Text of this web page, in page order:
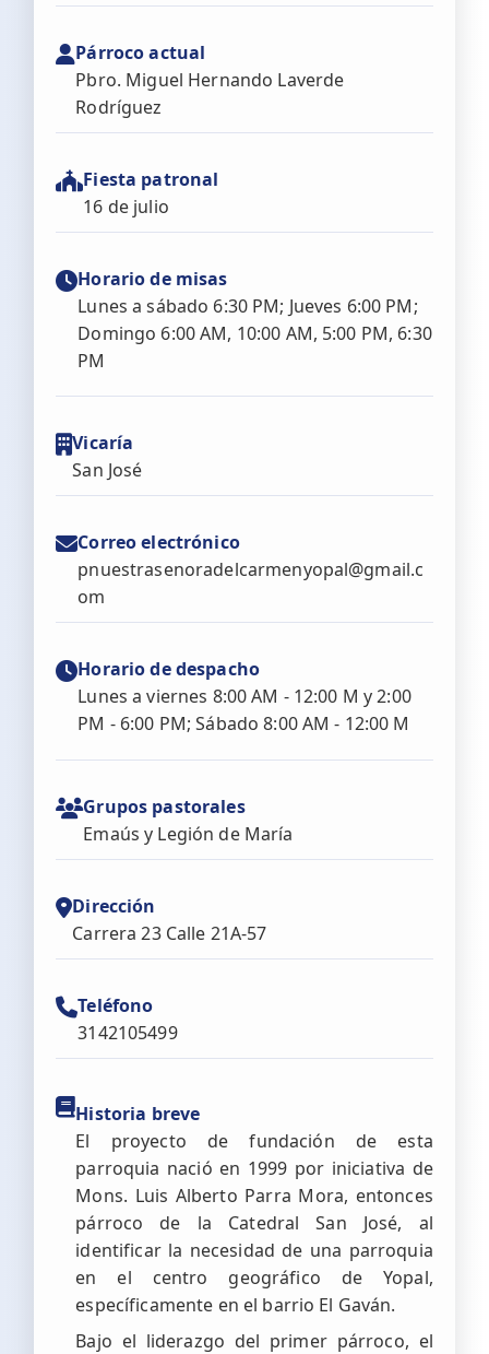
Párroco actual
Pbro. Miguel Hernando Laverde
Rodríguez
Fiesta patronal
16 de julio
Horario de misas
Lunes a sábado 6:30 PM; Jueves 6:00 PM;
Domingo 6:00 AM, 10:00 AM, 5:00 PM, 6:30
PM
Vicaría
San José
Correo electrónico
pnuestrasenoradelcarmenyopal@gmail.c
om
Horario de despacho
Lunes a viernes 8:00 AM - 12:00 M y 2:00
PM - 6:00 PM; Sábado 8:00 AM - 12:00 M
Grupos pastorales
Emaús y Legión de María
Dirección
Carrera 23 Calle 21A-57
Teléfono
3142105499
Historia breve
El proyecto de fundación de esta
parroquia nació en 1999 por iniciativa de
Mons. Luis Alberto Parra Mora, entonces
párroco de la Catedral San José, al
identificar la necesidad de una parroquia
en el centro geográfico de Yopal,
específicamente en el barrio El Gaván.
Bajo el liderazgo del primer párroco, el